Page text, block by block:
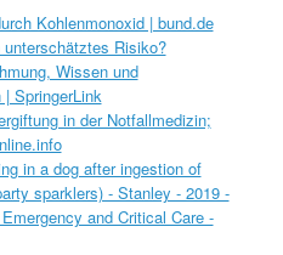
Kohlenmonoxid | bund.de
Risiko?
Wissen und
SpringerLink
in der Notfallmedizin;
in a dog after ingestion of
sparklers) - Stanley - 2019 -
and Critical Care -